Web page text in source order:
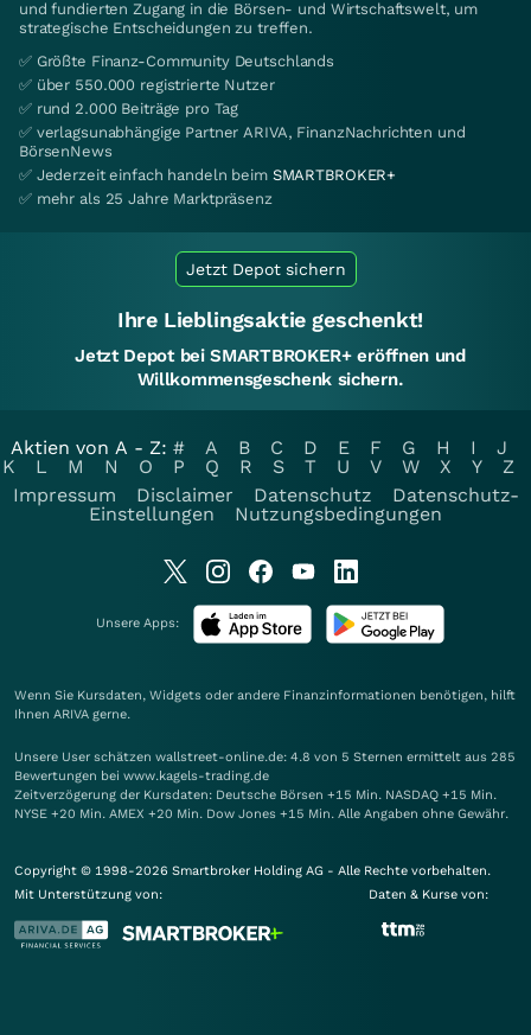
und fundierten Zugang in die Börsen- und Wirtschaftswelt, um
strategische Entscheidungen zu treffen.
✅ Größte Finanz-Community Deutschlands
✅ über 550.000 registrierte Nutzer
✅ rund 2.000 Beiträge pro Tag
✅ verlagsunabhängige Partner ARIVA, FinanzNachrichten und
BörsenNews
✅ Jederzeit einfach handeln beim SMARTBROKER+
✅ mehr als 25 Jahre Marktpräsenz
Jetzt Depot sichern
Ihre Lieblingsaktie geschenkt!
Jetzt Depot bei SMARTBROKER+ eröffnen und
Willkommensgeschenk sichern.
Aktien von A - Z: # A B C D E F G H I
J
K
L M N O P Q R S T U V W X Y
Z
Impressum
Disclaimer Datenschutz
Datenschutz-
Einstellungen
Nutzungsbedingungen
Unsere Apps:
Wenn Sie Kursdaten, Widgets oder andere Finanzinformationen benötigen, hilft
Ihnen ARIVA gerne.
Unsere User schätzen wallstreet-online.de: 4.8 von 5 Sternen ermittelt aus 285
Bewertungen bei www.kagels-trading.de
Zeitverzögerung der Kursdaten: Deutsche Börsen +15 Min. NASDAQ +15 Min.
NYSE +20 Min. AMEX +20 Min. Dow Jones +15 Min. Alle Angaben ohne Gewähr.
Copyright © 1998-2026 Smartbroker Holding AG - Alle Rechte vorbehalten.
Mit Unterstützung von:
Daten & Kurse von: